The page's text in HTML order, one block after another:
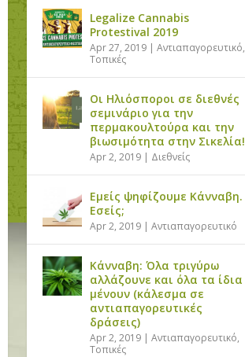
Legalize Cannabis
Protestival 2019
Apr 27, 2019 |Αντιαπαγορευτικό,
Τοπικές
Οι Ηλιόσποροι σε διεθνές
σεμινάριο για την
περμακουλτούρα και την
βιωσιμότητα στην Σικελία!
Apr 2, 2019 | Διεθνείς
Εμείς ψηφίζουμε Κάνναβη.
Εσείς;
Apr 2, 2019 |Αντιαπαγορευτικό
Κάνναβη: Όλα τριγύρω
αλλάζουνε και όλα τα ίδια
μένουν (κάλεσμα σε
αντιαπαγορευτικές
δράσεις)
Apr 2, 2019 |Αντιαπαγορευτικό,
Τοπικές